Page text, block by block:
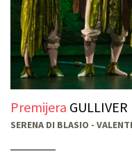
Premijera GULLIVER
SERENA DI BLASIO -